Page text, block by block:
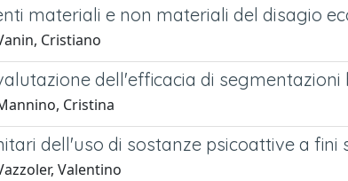
materiali e non materiali del disagio
Cristiano
dell'efficacia di
Cristina
dell'uso di sostanze psicoattive a
Valentino